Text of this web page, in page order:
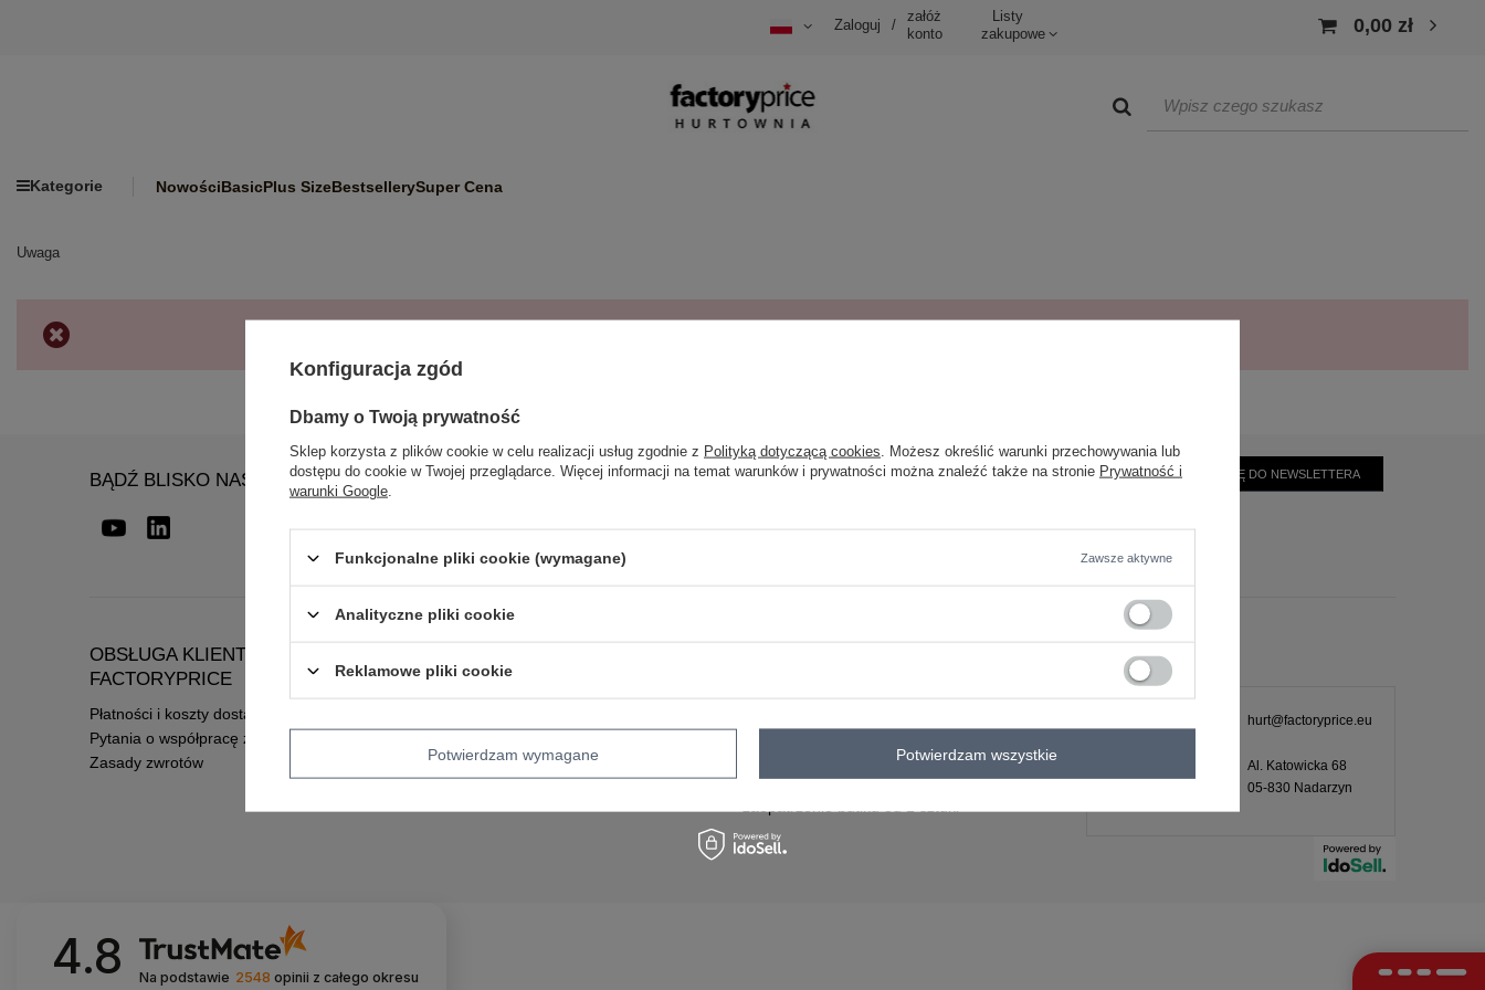
Zaloguj /
załóż
konto
Listy
zakupowe
0,00 zł
Kategorie NowościBasicPlus SizeBestsellerySuper Cena
Uwaga
BĄDŹ BLISKO NAS ZAPISZ SIĘ DO NEWSLETTERA
OBSŁUGA KLIENTA HURTOWNI
FACTORYPRICE
Płatności i koszty dostawy
Pytania o współpracę z hurtownią
Zasady zwrotów
Dropshipping odzieży – przewodnik
KONTAKT
hurt@factoryprice.eu
16:00
Al. Katowicka 68
05-830 Nadarzyn
4.8 Na podstawie 2548 opinii z całego okresu
Konfiguracja zgód
Dbamy o Twoją prywatność
Sklep korzysta z plików cookie w celu realizacji usług zgodnie z Polityką dotyczącą cookies . Możesz określić warunki przechowywania lub
dostępu do cookie w Twojej przeglądarce. Więcej informacji na temat warunków i prywatności można znaleźć także na stronie Prywatność i
warunki Google
Funkcjonalne pliki cookie (wymagane) Zawsze aktywne
Analityczne pliki cookie
Reklamowe pliki cookie
Potwierdzam wymagane Potwierdzam wszystkie